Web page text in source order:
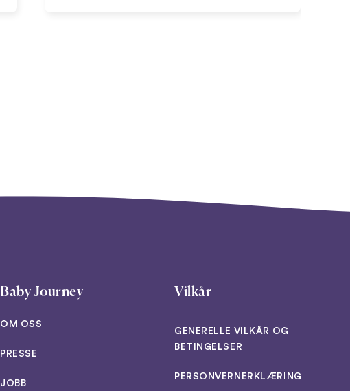
Baby Journey
OM OSS
PRESSE
JOBB
Vilkår
GENERELLE VILKÅR OG
BETINGELSER
PERSONVERNERKLÆRING